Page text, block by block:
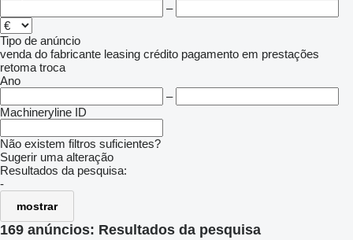
–
Tipo de anúncio
venda do fabricante leasing crédito pagamento em prestações
retoma troca
Ano
–
Machineryline ID
Não existem filtros suficientes?
Sugerir uma alteração
Resultados da pesquisa:
-
mostrar
169 anúncios: Resultados da pesquisa